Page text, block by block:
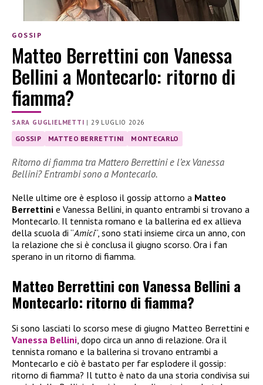
GOSSIP
Matteo Berrettini con Vanessa
Bellini a Montecarlo: ritorno di
fiamma?
SARA GUGLIELMETTI |29 LUGLIO 2026
GOSSIP MATTEO BERRETTINI MONTECARLO
Ritorno di fiamma tra Mattero Berrettini e l’ex Vanessa
Bellini? Entrambi sono a Montecarlo.
Nelle ultime ore è esploso il gossip attorno a Matteo
Berrettini e Vanessa Bellini, in quanto entrambi si trovano a
Montecarlo. Il tennista romano e la ballerina ed ex allieva
della scuola di “Amici“, sono stati insieme circa un anno, con
la relazione che si è conclusa il giugno scorso. Ora i fan
sperano in un ritorno di fiamma.
Matteo Berrettini con Vanessa Bellini a
Montecarlo: ritorno di fiamma?
Si sono lasciati lo scorso mese di giugno Matteo Berrettini e
Vanessa Bellini, dopo circa un anno di relazione. Ora il
tennista romano e la ballerina si trovano entrambi a
Montecarlo e ciò è bastato per far esplodere il gossip:
ritorno di fiamma? Il tutto è nato da una storia condivisa sui